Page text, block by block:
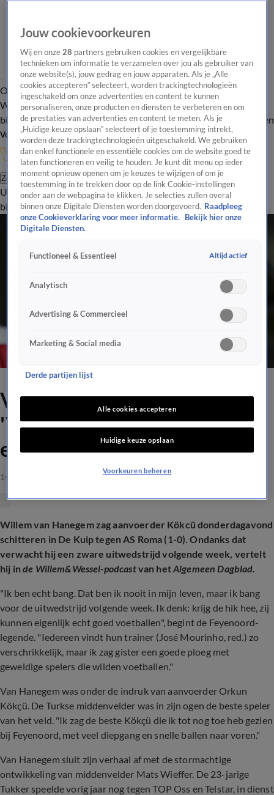
Overzicht Onze programma's Uitzendingen Onze gezichten
In de
WandelgangenInterviewsUitzending
bijwonenPodcastShopVeelgestelde vragenKijkersvraag insturen
Volg Vandaag Inside
Zoeken
UitzendingenVandaag InsideDe OranjezomerShopUitzending
bijwonen
Van Hanegem verrast:
'Verrek, zij kunnen eigenlijk
echt goed voetballen'
14 apr 2023, 17:05
Willem van Hanegem zag aanvoerder Kökcü donderdagavond
schitteren in De Kuip tegen AS Roma (1-0). Ondanks dat
verwacht hij een zware uitwedstrijd volgende week, vertelt
hij inde Willem&Wessel-podcastvan hetAlgemeen Dagblad.
"Ik ben echt bang. Dat ben ik nooit in mijn leven, maar ik bang
voor de uitwedstrijd volgende week. Ik denk: krijg de hik hee, zij
kunnen eigenlijk echt goed voetballen", begint de Feyenoord-
legende. "Iedereen vindt hun trainer (José Mourinho, red.) zo
verschrikkelijk, maar ik zag gister een goede ploeg met
geweldige spelers die wilden voetballen."
Van Hanegem was onder de indruk van aanvoerder Orkun
Kökçü. De Turkse middenvelder was in zijn ogen de beste speler
van het veld. "Ik zag de beste Kökçü die ik tot nog toe heb gezien
bij Feyenoord, met veel diepgang en snelle ballen naar voren."
Van Hanegem sluit zijn verhaal af met de stormachtige
ontwikkeling van middenvelder Mats Wieffer. De 23-jarige
Tukker speelde vorig jaar nog tegen TOP Oss en Telstar, in dienst
Jouw cookievoorkeuren
Wij en onze28 partners gebruiken cookies en vergelijkbare
technieken om informatie te verzamelen over jou als gebruiker van
onze website(s), jouw gedrag en jouw apparaten. Als je „Alle
cookies accepteren” selecteert, worden trackingtechnologieën
ingeschakeld om onze advertenties en content te kunnen
personaliseren, onze producten en diensten te verbeteren en om
de prestaties van advertenties en content te meten. Als je
„Huidige keuze opslaan” selecteert of je toestemming intrekt,
worden deze trackingtechnologieën uitgeschakeld. We gebruiken
dan enkel functionele en essentiële cookies om de website goed te
laten functioneren en veilig te houden. Je kunt dit menu op ieder
moment opnieuw openen om je keuzes te wijzigen of om je
toestemming in te trekken door op de link Cookie-instellingen
onder aan de webpagina te klikken. Je selecties zullen overal
binnen onze Digitale Diensten worden doorgevoerd. Raadpleeg
onze Cookieverklaring voor meer informatie.
Bekijk hier onze
Digitale Diensten.
Functioneel & Essentieel Altijd actief
Analytisch
Advertising & Commercieel
Marketing & Social media
Derde partijen lijst
Alle cookies accepteren
Huidige keuze opslaan
Voorkeuren beheren